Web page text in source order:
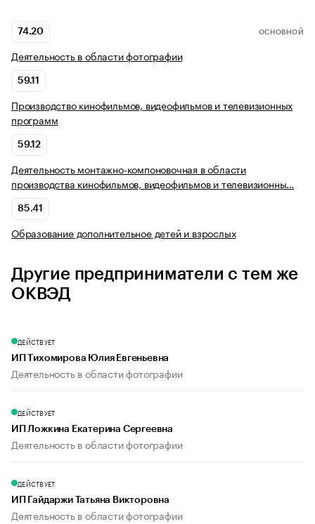
74.20 ОСНОВНОЙ
Деятельность в области фотографии
59.11
Производство кинофильмов, видеофильмов и телевизионных
программ
59.12
Деятельность монтажно-компоновочная в области
производства кинофильмов, видеофильмов и телевизионны…
85.41
Образование дополнительное детей и взрослых
Другие предприниматели с тем же
ОКВЭД
ДЕЙСТВУЕТ
ИП Тихомирова Юлия Евгеньевна
Деятельность в области фотографии
ДЕЙСТВУЕТ
ИП Ложкина Екатерина Сергеевна
Деятельность в области фотографии
ДЕЙСТВУЕТ
ИП Гайдаржи Татьяна Викторовна
Деятельность в области фотографии